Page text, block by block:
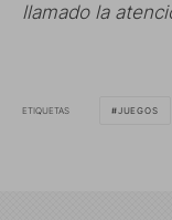
llamado la
ETIQUETAS JUEGOS